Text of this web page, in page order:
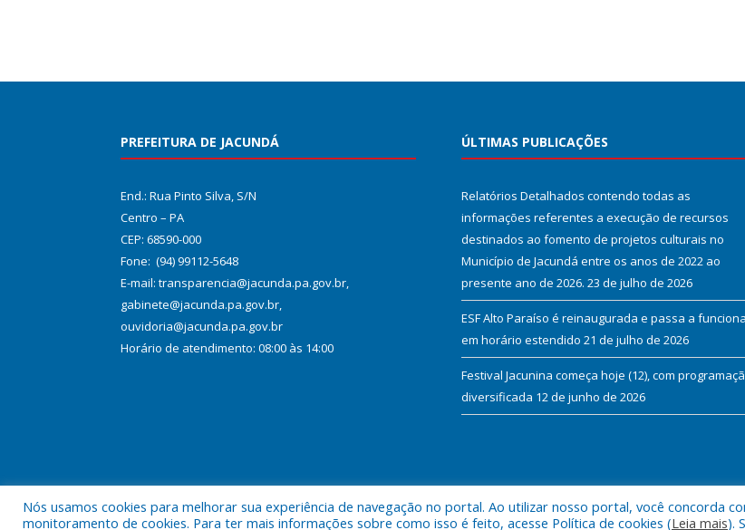
PREFEITURA DE JACUNDÁ
End.: Rua Pinto Silva, S/N
Centro – PA
CEP: 68590-000
Fone: (94) 99112-5648
E-mail: transparencia@jacunda.pa.gov.br,
gabinete@jacunda.pa.gov.br,
ouvidoria@jacunda.pa.gov.br
Horário de atendimento: 08:00 às 14:00
ÚLTIMAS PUBLICAÇÕES
Relatórios Detalhados contendo todas as
informações referentes a execução de recursos
destinados ao fomento de projetos culturais no
Município de Jacundá entre os anos de 2022 ao
presente ano de 2026. 23 de julho de 2026
ESF Alto Paraíso é reinaugurada e passa a
em horário estendido 21 de julho de 2026
Festival Jacunina começa hoje (12), com
diversificada 12 de junho de 2026
Todos os direitos reservados a Prefeitura Municipal de Jacundá.
Nós usamos cookies para melhorar sua experiência de navegação no portal. Ao utilizar nosso portal, você concorda
monitoramento de cookies. Para ter mais informações sobre como isso é feito, acesse Política de cookies (Leia mais).